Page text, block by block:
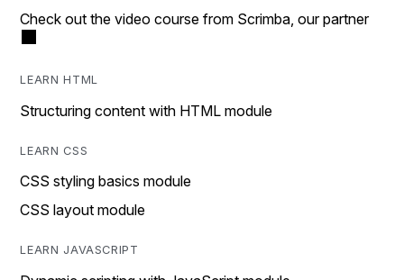
Check out the video course from Scrimba, our partner
LEARN HTML
Structuring content with HTML module
LEARN CSS
CSS styling basics module
CSS layout module
LEARN JAVASCRIPT